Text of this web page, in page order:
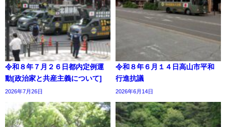
令和８年７月２６日都内定例運
動[政治家と共産主義について]
2026年7月26日
令和８年６月１４日高山市平和
行進抗議
2026年6月14日